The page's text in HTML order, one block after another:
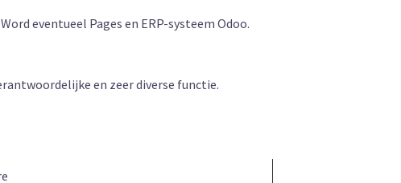
eventueel Pages en ERP-systeem Odoo.
en zeer diverse functie.